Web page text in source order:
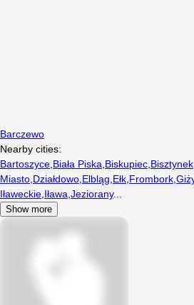
Barczewo
Nearby cities:
Bartoszyce Biała Piska Biskupiec Bisztynek
Miasto Działdowo Elbląg Ełk Frombork
Iławeckie Iława Jeziorany...
Show more